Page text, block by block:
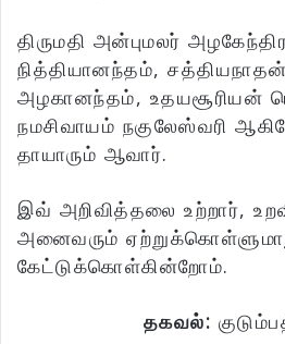
திருமதி அன்புமலர்
நித்தியானந்தம்,
அழகானந்தம், உதயசூரியன்
நமசிவாயம் நகுலேஸ்வரி
தாயாரும் ஆவார்.
இவ் அறிவித்தலை உற்றார்,
அனைவரும்
கேட்டுக்கொள்கின்றோம்.
தகவல்: